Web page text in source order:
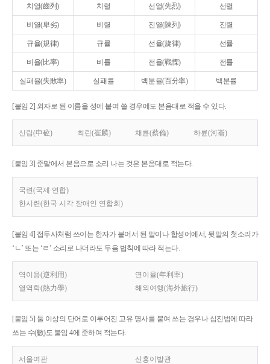
치열(齒列) 치렬 선열(先烈) 선렬
비열(卑劣) 비렬 진열(陳列) 진렬
규율(規律) 규률 선율(旋律) 선률
비율(比率) 비률 전율(戰慄) 전률
실패율(失敗率) 실패률 백분율(百分率) 백분률
[붙임 2] 외자로 된 이름을 성에 붙여 쓸 경우에도 본음대로 적을 수 있다.
신립(申砬) 최린(崔麟) 채륜(蔡倫) 하륜(河崙)
[붙임 3] 준말에서 본음으로 소리 나는 것은 본음대로 적는다.
국련(국제 연합)
한시련(한국 시각 장애인 연합회)
[붙임 4] 접두사처럼 쓰이는 한자가 붙어서 된 말이나 합성어에서, 뒷말의 첫소리가
‘ㄴ’ 또는 ‘ㄹ’ 소리로 나더라도 두음 법칙에 따라 적는다.
역이용(逆利用)
연이율(年利率)
열역학(熱力學)
해외여행(海外旅行)
[붙임 5] 둘 이상의 단어로 이루어진 고유 명사를 붙여 쓰는 경우나 십진법에 따라
쓰는 수(數)도 붙임 4에 준하여 적는다.
서울여관 신흥이발관